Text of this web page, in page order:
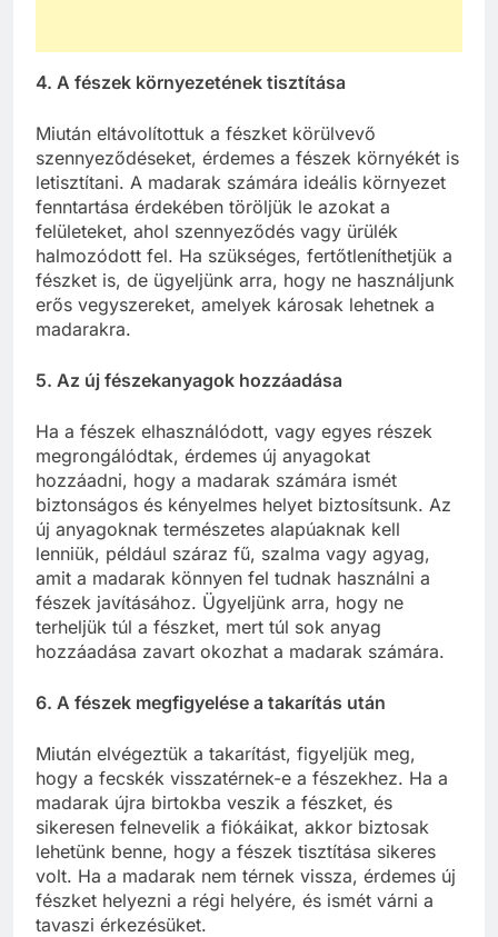
4. A fészek környezetének tisztítása
Miután eltávolítottuk a fészket körülvevő
szennyeződéseket, érdemes a fészek környékét is
letisztítani. A madarak számára ideális környezet
fenntartása érdekében töröljük le azokat a
felületeket, ahol szennyeződés vagy ürülék
halmozódott fel. Ha szükséges, fertőtleníthetjük a
fészket is, de ügyeljünk arra, hogy ne használjunk
erős vegyszereket, amelyek károsak lehetnek a
madarakra.
5. Az új fészekanyagok hozzáadása
Ha a fészek elhasználódott, vagy egyes részek
megrongálódtak, érdemes új anyagokat
hozzáadni, hogy a madarak számára ismét
biztonságos és kényelmes helyet biztosítsunk. Az
új anyagoknak természetes alapúaknak kell
lenniük, például száraz fű, szalma vagy agyag,
amit a madarak könnyen fel tudnak használni a
fészek javításához. Ügyeljünk arra, hogy ne
terheljük túl a fészket, mert túl sok anyag
hozzáadása zavart okozhat a madarak számára.
6. A fészek megfigyelése a takarítás után
Miután elvégeztük a takarítást, figyeljük meg,
hogy a fecskék visszatérnek-e a fészekhez. Ha a
madarak újra birtokba veszik a fészket, és
sikeresen felnevelik a fiókáikat, akkor biztosak
lehetünk benne, hogy a fészek tisztítása sikeres
volt. Ha a madarak nem térnek vissza, érdemes új
fészket helyezni a régi helyére, és ismét várni a
tavaszi érkezésüket.